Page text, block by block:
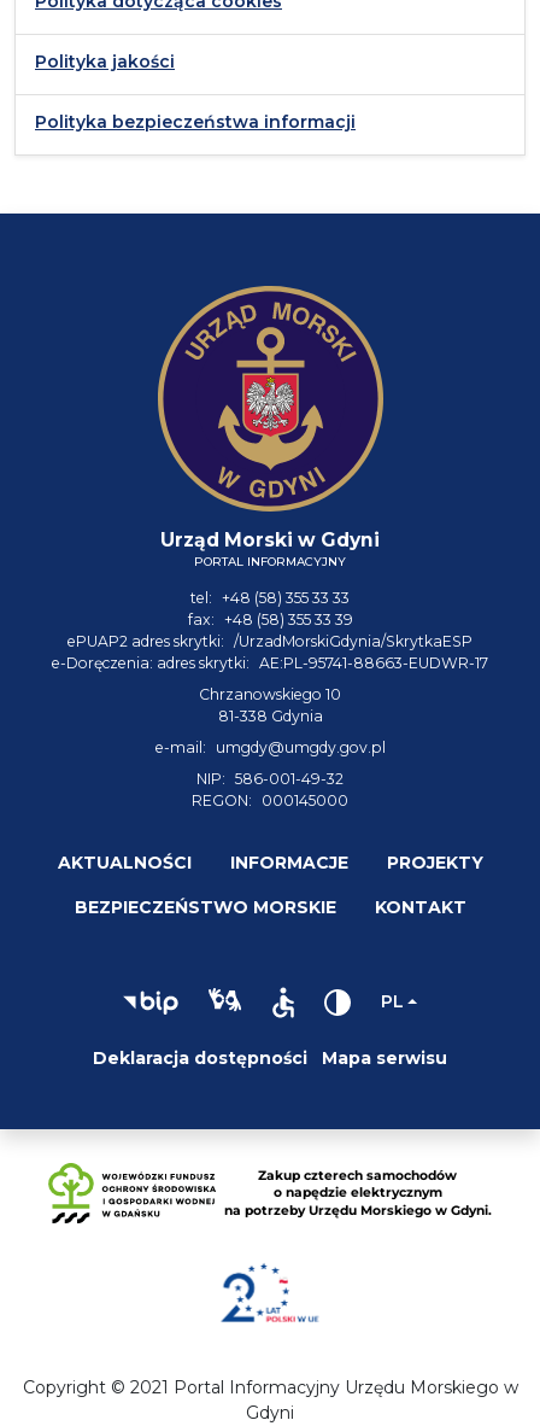
Polityka jakości
Polityka bezpieczeństwa informacji
Urząd Morski w Gdyni
PORTAL INFORMACYJNY
tel: +48 (58) 355 33 33
fax: +48 (58) 355 33 39
ePUAP2 adres skrytki: /UrzadMorskiGdynia/SkrytkaESP
e-Doręczenia: adres skrytki: AE:PL-95741-88663-EUDWR-17
Chrzanowskiego 10
81-338 Gdynia
e-mail:
umgdy@umgdy.gov.pl
NIP: 586-001-49-32
REGON:
000145000
AKTUALNOŚCI INFORMACJE PROJEKTY
BEZPIECZEŃSTWO MORSKIE KONTAKT
PL
Deklaracja dostępności Mapa serwisu
Copyright © 2021 Portal Informacyjny Urzędu Morskiego w
Gdyni